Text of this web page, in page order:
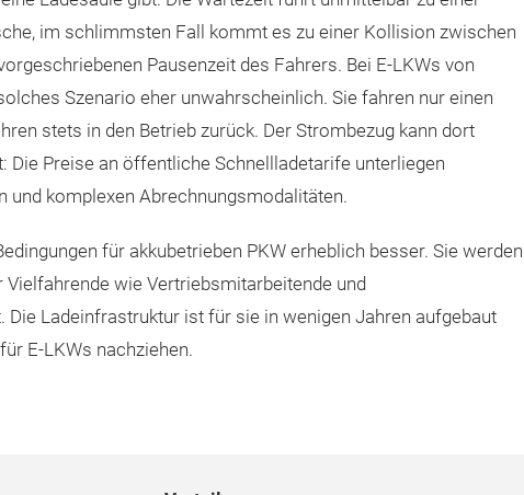
im schlimmsten Fall kommt es zu einer Kollision zwischen
Pausenzeit des Fahrers. Bei E-LKWs von
Szenario eher unwahrscheinlich. Sie fahren nur einen
stets in den Betrieb zurück. Der Strombezug kann dort
Die Preise an öffentliche Schnellladetarife unterliegen
und komplexen Abrechnungsmodalitäten.
für akkubetrieben PKW erheblich besser. Sie werden
wie Vertriebsmitarbeitende und
Die Ladeinfrastruktur ist für sie in wenigen Jahren aufgebaut
E-LKWs nachziehen.